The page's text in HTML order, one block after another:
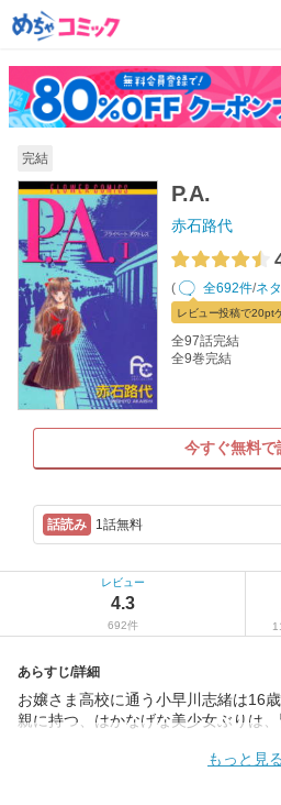
完結
P.A.
赤石路代
( 全692件/ネ
レビュー投稿で20pt
全97話完結
全9巻完結
今すぐ無料で
1話無料
レビュー
4.3
692件
あらすじ/詳細
お嬢さま高校に通う小早川志緒は16
親に持つ、はかなげな美少女ぶりは
もっと見る